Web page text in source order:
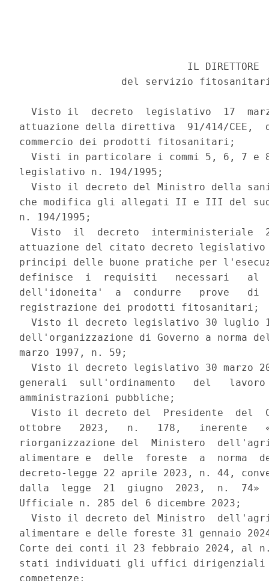
                            IL DIRETTORE
del servizio
Visto il  decreto  legislativo  17
attuazione della direttiva  91/414/CEE,
commercio dei prodotti fitosanitari;
Visti in particolare i commi 5, 6, 7 e
legislativo n. 194/1995;
Visto il decreto del Ministro della
che modifica gli allegati II e III del
n. 194/1995;
Visto  il  decreto  interministeriale
attuazione del citato decreto
principi delle buone pratiche per
definisce  i  requisiti   necessari   al
dell'idoneita'  a  condurre   prove   di
registrazione dei prodotti fitosanitari;
Visto il decreto legislativo 30 luglio
dell'organizzazione di Governo a
marzo 1997, n. 59;
Visto il decreto legislativo 30 marzo
generali  sull'ordinamento   del
amministrazioni pubbliche;
Visto il decreto del  Presidente  del
ottobre   2023,   n.   178,   inerente
riorganizzazione del  Ministero
alimentare e  delle  foreste  a  norma
decreto-legge 22 aprile 2023, n. 44,
dalla  legge  21  giugno  2023,  n.  74»
Ufficiale n. 285 del 6 dicembre 2023;
Visto il decreto del Ministro
alimentare e delle foreste 31 gennaio
Corte dei conti il 23 febbraio 2024, al
stati individuati gli uffici dirigenziali
competenze;